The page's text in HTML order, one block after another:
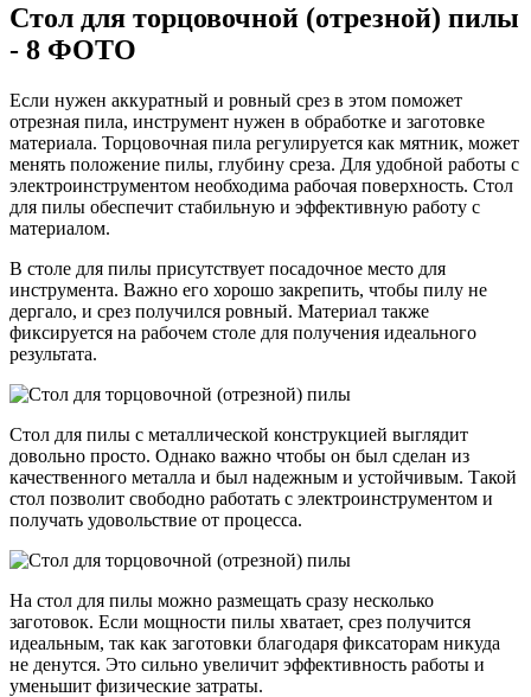
Стол для торцовочной (отрезной) пилы
- 8 ФОТО
Если нужен аккуратный и ровный срез в этом поможет
отрезная пила, инструмент нужен в обработке и заготовке
материала. Торцовочная пила регулируется как мятник, может
менять положение пилы, глубину среза. Для удобной работы с
электроинструментом необходима рабочая поверхность. Стол
для пилы обеспечит стабильную и эффективную работу с
материалом.
В столе для пилы присутствует посадочное место для
инструмента. Важно его хорошо закрепить, чтобы пилу не
дергало, и срез получился ровный. Материал также
фиксируется на рабочем столе для получения идеального
результата.
Стол для пилы с металлической конструкцией выглядит
довольно просто. Однако важно чтобы он был сделан из
качественного металла и был надежным и устойчивым. Такой
стол позволит свободно работать с электроинструментом и
получать удовольствие от процесса.
На стол для пилы можно размещать сразу несколько
заготовок. Если мощности пилы хватает, срез получится
идеальным, так как заготовки благодаря фиксаторам никуда
не денутся. Это сильно увеличит эффективность работы и
уменьшит физические затраты.